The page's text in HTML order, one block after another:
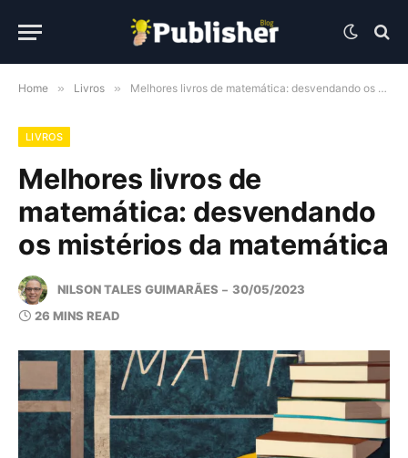
Home » Livros » Melhores livros de matemática: desvendando os mistérios da matemática
LIVROS
Melhores livros de
matemática: desvendando
os mistérios da matemática
NILSON TALES GUIMARÃES
30/05/2023
26 MINS READ